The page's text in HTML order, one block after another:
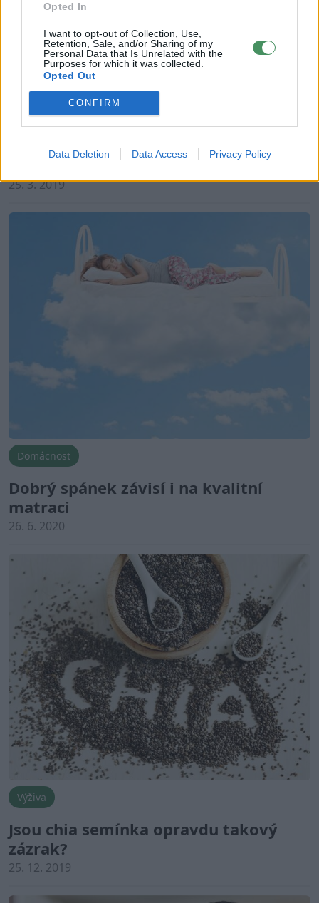
Opted In
I want to opt-out of Collection, Use,
Retention, Sale, and/or Sharing of my
Personal Data that Is Unrelated with the
Purposes for which it was collected.
Opted Out
CONFIRM
Data Deletion Data Access Privacy Policy
Vztahy
Pomozte svým dcerám zvládnout
první menstruaci
25. 3. 2019
Domácnost
Dobrý spánek závisí i na kvalitní
matraci
26. 6. 2020
Výživa
Jsou chia semínka opravdu takový
zázrak?
25. 12. 2019